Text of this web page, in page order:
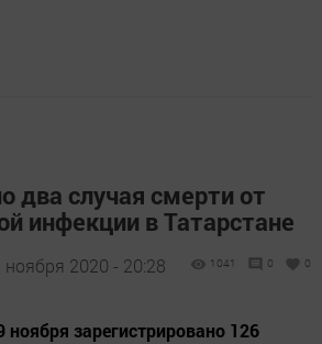
два случая смерти от
инфекции в Татарстане
ноября 2020 - 20:28 1041 0 0
зарегистрировано 126